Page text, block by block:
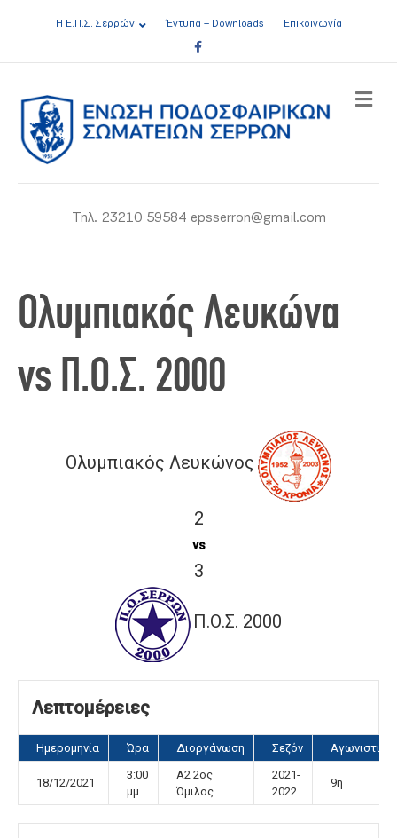
Η Ε.Π.Σ. Σερρών Έντυπα – Downloads
Επικοινωνία
Facebook
Τηλ. 23210 59584 epsserron@gmail.com
Ολυμπιακός Λευκώνα
vs Π.Ο.Σ. 2000
Ολυμπιακός Λευκώνος
2
vs
3
Π.Ο.Σ. 2000
Λεπτομέρειες
Ημερομηνία Ώρα Διοργάνωση Σεζόν Αγωνιστική
18/12/2021
3:00
μμ
Α2 2ος
Όμιλος
2021-
2022
9η